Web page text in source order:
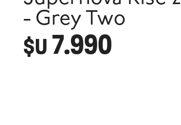
- Grey Two
$U 7.990